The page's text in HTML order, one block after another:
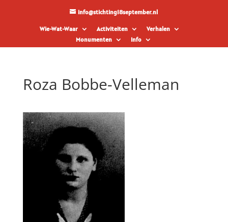
info@stichting18september.nl
Wie-Wat-Waar Activiteiten
Verhalen
Monumenten
Info
Roza Bobbe-Velleman